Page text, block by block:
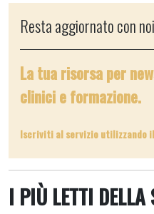
Resta aggiornato con
La tua risorsa per
clinici e formazione.
Iscriviti al servizio utilizzando
I PIÙ LETTI DELLA